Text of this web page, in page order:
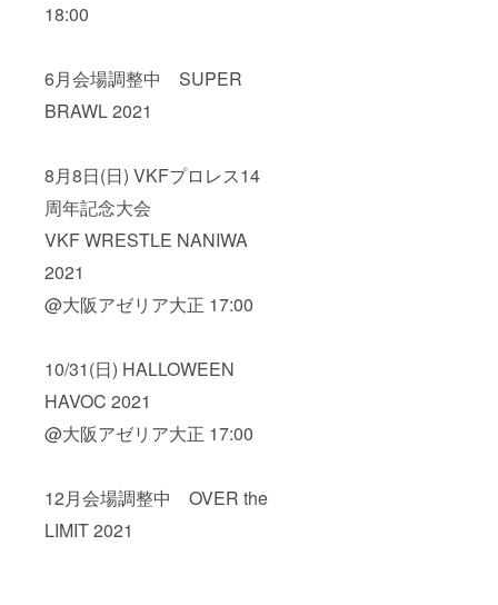
18:00
6月会場調整中 SUPER
BRAWL 2021
8月8日(日) VKFプロレス14
周年記念大会
VKF WRESTLE NANIWA
2021
@大阪アゼリア大正 17:00
10/31(日) HALLOWEEN
HAVOC 2021
@大阪アゼリア大正 17:00
12月会場調整中 OVER the
LIMIT 2021